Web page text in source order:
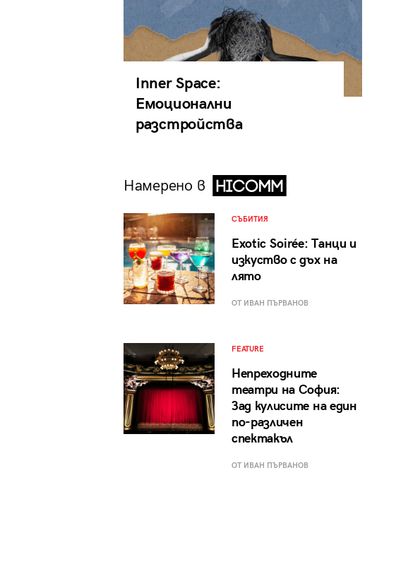
Inner Space:
Емоционални
разстройства
Намерено в
СЪБИТИЯ
Exotic Soirée: Танци и
изкуство с дъх на
лято
ОТ ИВАН ПЪРВАНОВ
FEATURE
Непреходните
театри на София:
Зад кулисите на един
по-различен
спектакъл
ОТ ИВАН ПЪРВАНОВ